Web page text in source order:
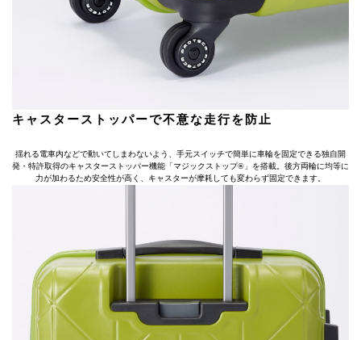
キャスターストッパーで不意な走行を防止
揺れる電車内などで動いてしまわないよう、手元スイッチで簡単に車輪を固定できる独自開
発・特許取得のキャスターストッパー機能「マジックストップ®」を搭載。後方両輪に均等に
力が加わるため安全性が高く、キャスターが摩耗しても変わらず固定できます。